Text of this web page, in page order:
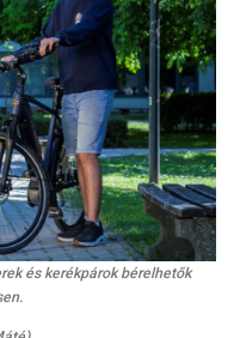
és kerékpárok bérelhetők